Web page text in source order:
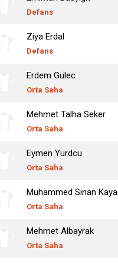
Defans
Ziya Erdal
Defans
Erdem Gulec
Orta Saha
Mehmet Talha Seker
Orta Saha
Eymen Yurdcu
Orta Saha
Muhammed Sinan Kaya
Orta Saha
Mehmet Albayrak
Orta Saha